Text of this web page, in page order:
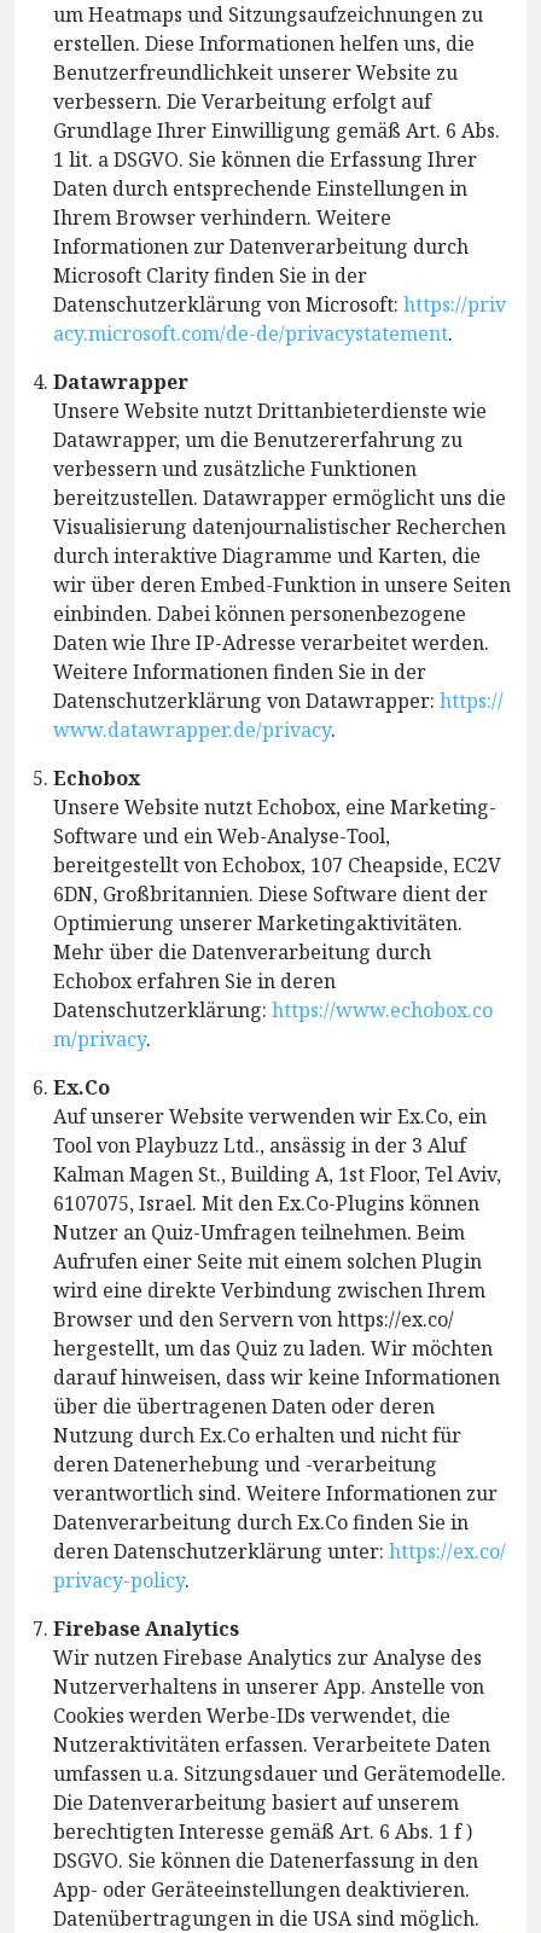
um Heatmaps und Sitzungsaufzeichnungen zu
erstellen. Diese Informationen helfen uns, die
Benutzerfreundlichkeit unserer Website zu
verbessern. Die Verarbeitung erfolgt auf
Grundlage Ihrer Einwilligung gemäß Art. 6 Abs.
1 lit. a DSGVO. Sie können die Erfassung Ihrer
Daten durch entsprechende Einstellungen in
Ihrem Browser verhindern. Weitere
Informationen zur Datenverarbeitung durch
Microsoft Clarity finden Sie in der
Datenschutzerklärung von Microsoft: https://priv
acy.microsoft.com/de-de/privacystatement.
Datawrapper
Unsere Website nutzt Drittanbieterdienste wie
Datawrapper, um die Benutzererfahrung zu
verbessern und zusätzliche Funktionen
bereitzustellen. Datawrapper ermöglicht uns die
Visualisierung datenjournalistischer Recherchen
durch interaktive Diagramme und Karten, die
wir über deren Embed-Funktion in unsere Seiten
einbinden. Dabei können personenbezogene
Daten wie Ihre IP-Adresse verarbeitet werden.
Weitere Informationen finden Sie in der
Datenschutzerklärung von Datawrapper: https://
www.datawrapper.de/privacy.
Echobox
Unsere Website nutzt Echobox, eine Marketing-
Software und ein Web-Analyse-Tool,
bereitgestellt von Echobox, 107 Cheapside, EC2V
6DN, Großbritannien. Diese Software dient der
Optimierung unserer Marketingaktivitäten.
Mehr über die Datenverarbeitung durch
Echobox erfahren Sie in deren
Datenschutzerklärung: https://www.echobox.co
m/privacy.
Ex.Co
Auf unserer Website verwenden wir Ex.Co, ein
Tool von Playbuzz Ltd., ansässig in der 3 Aluf
Kalman Magen St., Building A, 1st Floor, Tel Aviv,
6107075, Israel. Mit den Ex.Co-Plugins können
Nutzer an Quiz-Umfragen teilnehmen. Beim
Aufrufen einer Seite mit einem solchen Plugin
wird eine direkte Verbindung zwischen Ihrem
Browser und den Servern von https://ex.co/
hergestellt, um das Quiz zu laden. Wir möchten
darauf hinweisen, dass wir keine Informationen
über die übertragenen Daten oder deren
Nutzung durch Ex.Co erhalten und nicht für
deren Datenerhebung und -verarbeitung
verantwortlich sind. Weitere Informationen zur
Datenverarbeitung durch Ex.Co finden Sie in
deren Datenschutzerklärung unter: https://ex.co/
privacy-policy.
Firebase Analytics
Wir nutzen Firebase Analytics zur Analyse des
Nutzerverhaltens in unserer App. Anstelle von
Cookies werden Werbe-IDs verwendet, die
Nutzeraktivitäten erfassen. Verarbeitete Daten
umfassen u.a. Sitzungsdauer und Gerätemodelle.
Die Datenverarbeitung basiert auf unserem
berechtigten Interesse gemäß Art. 6 Abs. 1 f )
DSGVO. Sie können die Datenerfassung in den
App- oder Geräteeinstellungen deaktivieren.
Datenübertragungen in die USA sind möglich.